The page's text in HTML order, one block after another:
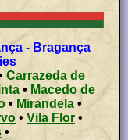
- Bragança
Carrazeda de
• Macedo de
• Mirandela •
• Vila Flor •
•